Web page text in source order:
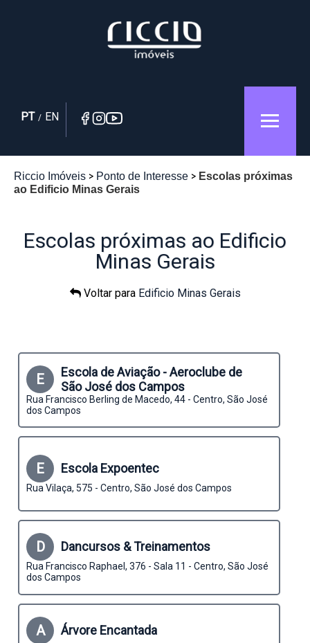
PT / EN
Riccio Imóveis Ponto de Interesse
Escolas próximas
ao Edificio Minas Gerais
Escolas próximas ao Edificio
Minas Gerais
Voltar para Edificio Minas Gerais
E
Escola de Aviação - Aeroclube de
São José dos Campos
Rua Francisco Berling de Macedo, 44 - Centro, São José
dos Campos
E Escola Expoentec
Rua Vilaça, 575 - Centro, São José dos Campos
D Dancursos & Treinamentos
Rua Francisco Raphael, 376 - Sala 11 - Centro, São José
dos Campos
A Árvore Encantada